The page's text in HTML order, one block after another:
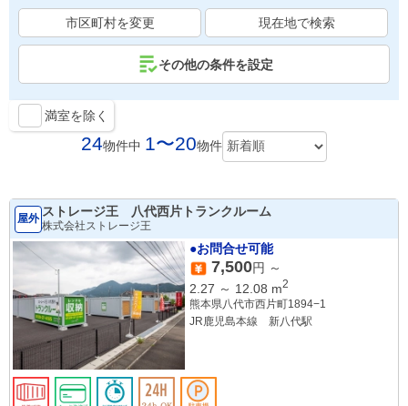
市区町村を変更 現在地で検索
その他の条件を設定
満室を除く
24物件中 1〜20物件
屋外 ストレージ王 八代西片トランクルーム
株式会社ストレージ王
●お問合せ可能
7,500円 ～
2.27 ～ 12.08 m2
熊本県八代市西片町1894−1
JR鹿児島本線 新八代駅